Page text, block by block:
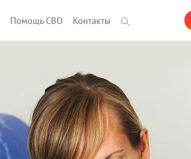
Помощь СВО Контакты